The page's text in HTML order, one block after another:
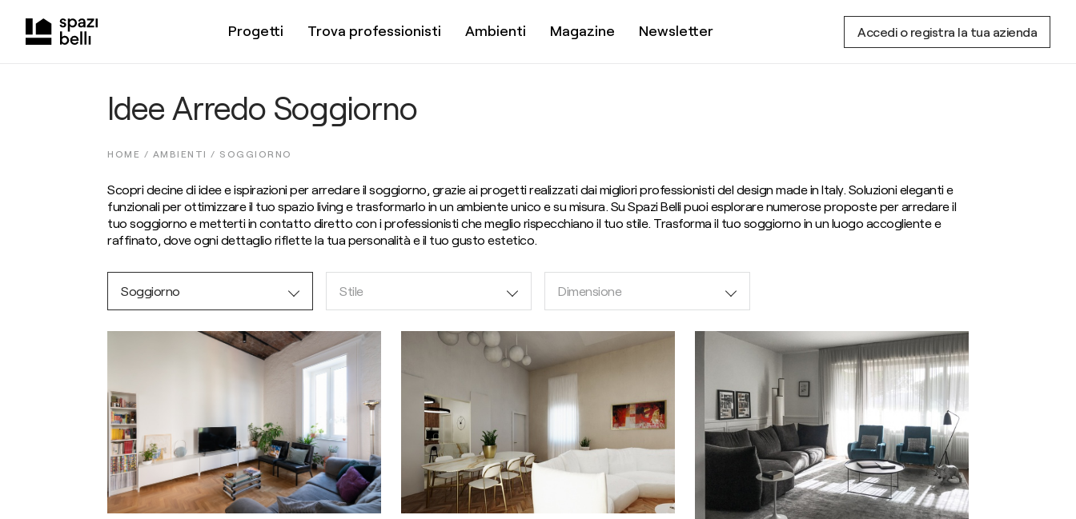
Progetti Trova professionisti Ambienti Magazine Newsletter Accedi o registra la tua azienda
Idee Arredo Soggiorno
HOME / AMBIENTI / SOGGIORNO
Scopri decine di idee e ispirazioni per arredare il soggiorno, grazie ai progetti realizzati dai migliori professionisti del design made in Italy. Soluzioni eleganti e
funzionali per ottimizzare il tuo spazio living e trasformarlo in un ambiente unico e su misura. Su Spazi Belli puoi esplorare numerose proposte per arredare il
tuo soggiorno e metterti in contatto diretto con i professionisti che meglio rispecchiano il tuo stile. Trasforma il tuo soggiorno in un luogo accogliente e
raffinato, dove ogni dettaglio riflette la tua personalità e il tuo gusto estetico.
Soggiorno Stile Dimensione